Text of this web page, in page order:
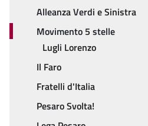
Alleanza Verdi e Sinistra
Movimento 5 stelle
Lugli Lorenzo
Il Faro
Fratelli d'Italia
Pesaro Svolta!